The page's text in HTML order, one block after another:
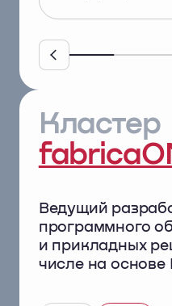
Кластер
Ведущий
программного
и прикладных
числе на основе